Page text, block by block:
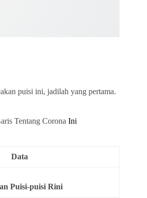
puisi ini, jadilah yang pertama.
Tentang Corona Ini
Data
Puisi-puisi Rini